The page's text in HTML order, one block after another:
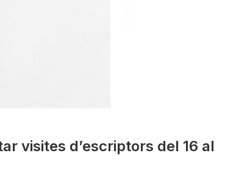
visites d’escriptors del 16 al